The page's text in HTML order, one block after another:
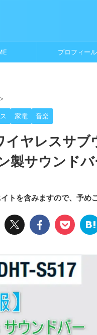
プロフィール
>
家電 音楽
イヤレスサ
製サウンドバ
トを含みますので、予め